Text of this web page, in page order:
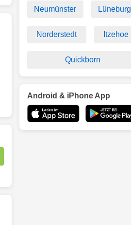
Neumünster Lüneburg
Norderstedt Itzehoe
Quickborn
Android & iPhone App